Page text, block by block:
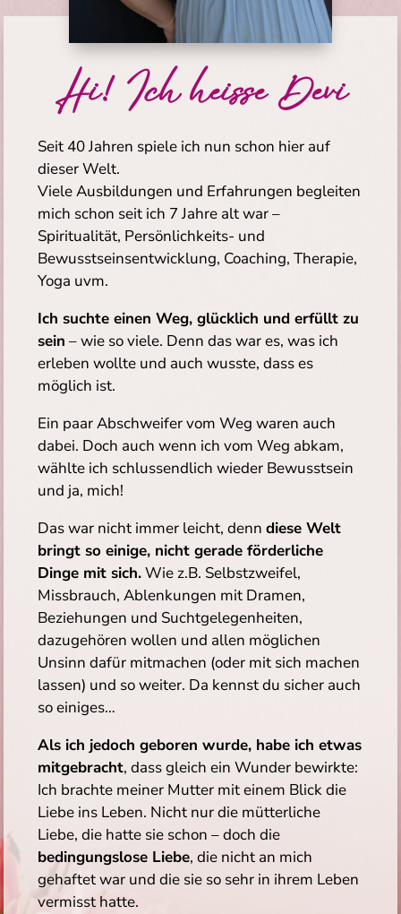
Hi! Ich heisse Devi
Seit 40 Jahren spiele ich nun schon hier auf
dieser Welt.
Viele Ausbildungen und Erfahrungen begleiten
mich schon seit ich 7 Jahre alt war –
Spiritualität, Persönlichkeits- und
Bewusstseinsentwicklung, Coaching, Therapie,
Yoga uvm.
Ich suchte einen Weg, glücklich und erfüllt zu
sein – wie so viele. Denn das war es, was ich
erleben wollte und auch wusste, dass es
möglich ist.
Ein paar Abschweifer vom Weg waren auch
dabei. Doch auch wenn ich vom Weg abkam,
wählte ich schlussendlich wieder Bewusstsein
und ja, mich!
Das war nicht immer leicht, denn diese Welt
bringt so einige, nicht gerade förderliche
Dinge mit sich.Wie z.B. Selbstzweifel,
Missbrauch, Ablenkungen mit Dramen,
Beziehungen und Suchtgelegenheiten,
dazugehören wollen und allen möglichen
Unsinn dafür mitmachen (oder mit sich machen
lassen) und so weiter. Da kennst du sicher auch
so einiges…
Als ich jedoch geboren wurde, habe ich etwas
mitgebracht, dass gleich ein Wunder bewirkte:
Ich brachte meiner Mutter mit einem Blick die
Liebe ins Leben. Nicht nur die mütterliche
Liebe, die hatte sie schon – doch die
bedingungslose Liebe, die nicht an mich
gehaftet war und die sie so sehr in ihrem Leben
vermisst hatte.